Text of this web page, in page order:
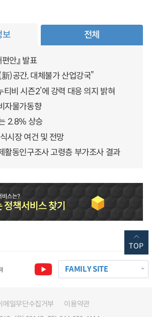
보 전체
안』 발표
)공간, 대체불가 산업강국”
티비 시즌2’에 강력 대응 의지 밝혀
자물가동향
2.8% 상승
시장 여건 및 전망
동인구조사 고령층 부가조사 결과
FAMILY SITE
메일무단수집거부 이용약관
TOP